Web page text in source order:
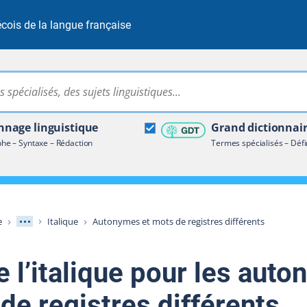
de la langue française
Rechercher dans tout le site
linguistique
– Syntaxe – Rédaction
Grand
Termes spécialisés –
terminologique
Afficher les niveaux intermédiaires
Italique Autonymes et mots de registres différents
l’italique pour les